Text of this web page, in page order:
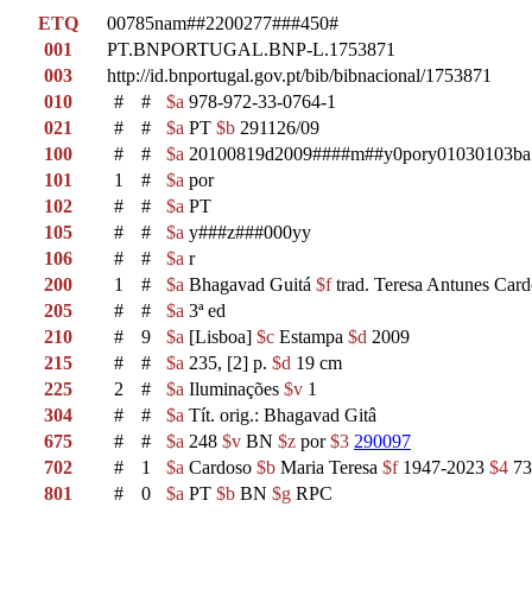
ETQ
00785nam##2200277###450#
001
PT.BNPORTUGAL.BNP-L.1753871
003
http://id.bnportugal.gov.pt/bib/bibnacional/1753871
010
# # $a 978-972-33-0764-1
021
# # $a PT $b 291126/09
100
# # $a 20100819d2009####m##y0pory01030103ba
101
1 # $a por
102
# # $a PT
105
# # $a y###z###000yy
106
# # $a r
200
1 # $a Bhagavad Guitá $ftrad. Teresa Antunes
205
# # $a 3ª ed
210
# 9 $a [Lisboa] $c Estampa $d 2009
215
# # $a 235, [2] p. $d 19 cm
225
2 # $a Iluminações $v 1
304
# # $a Tít. orig.: Bhagavad Gitâ
675
# # $a 248 $v BN $z por$3 290097
702
# 1 $a Cardoso $b Maria Teresa $f1947-2023 $4
801
# 0 $a PT $b BN $g RPC